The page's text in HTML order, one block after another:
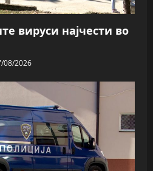
вируси најчести во
08/2026